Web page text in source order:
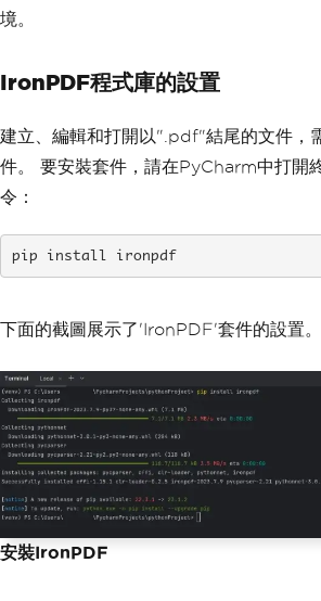
境。
IronPDF程式庫的設置
建立、編輯和打開以".pdf"結尾的文件，
件。 要安裝套件，請在PyCharm中打開
令：
pip install ironpdf
下面的截圖展示了'IronPDF'套件的設置。
安裝IronPDF